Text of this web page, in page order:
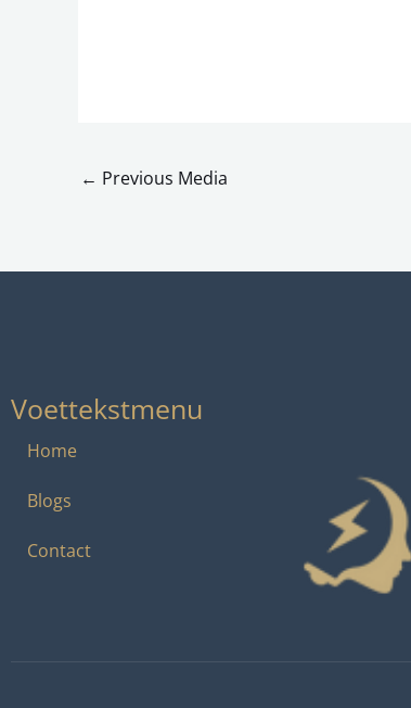
← Previous Media
Voettekstmenu
Home
Blogs
Contact